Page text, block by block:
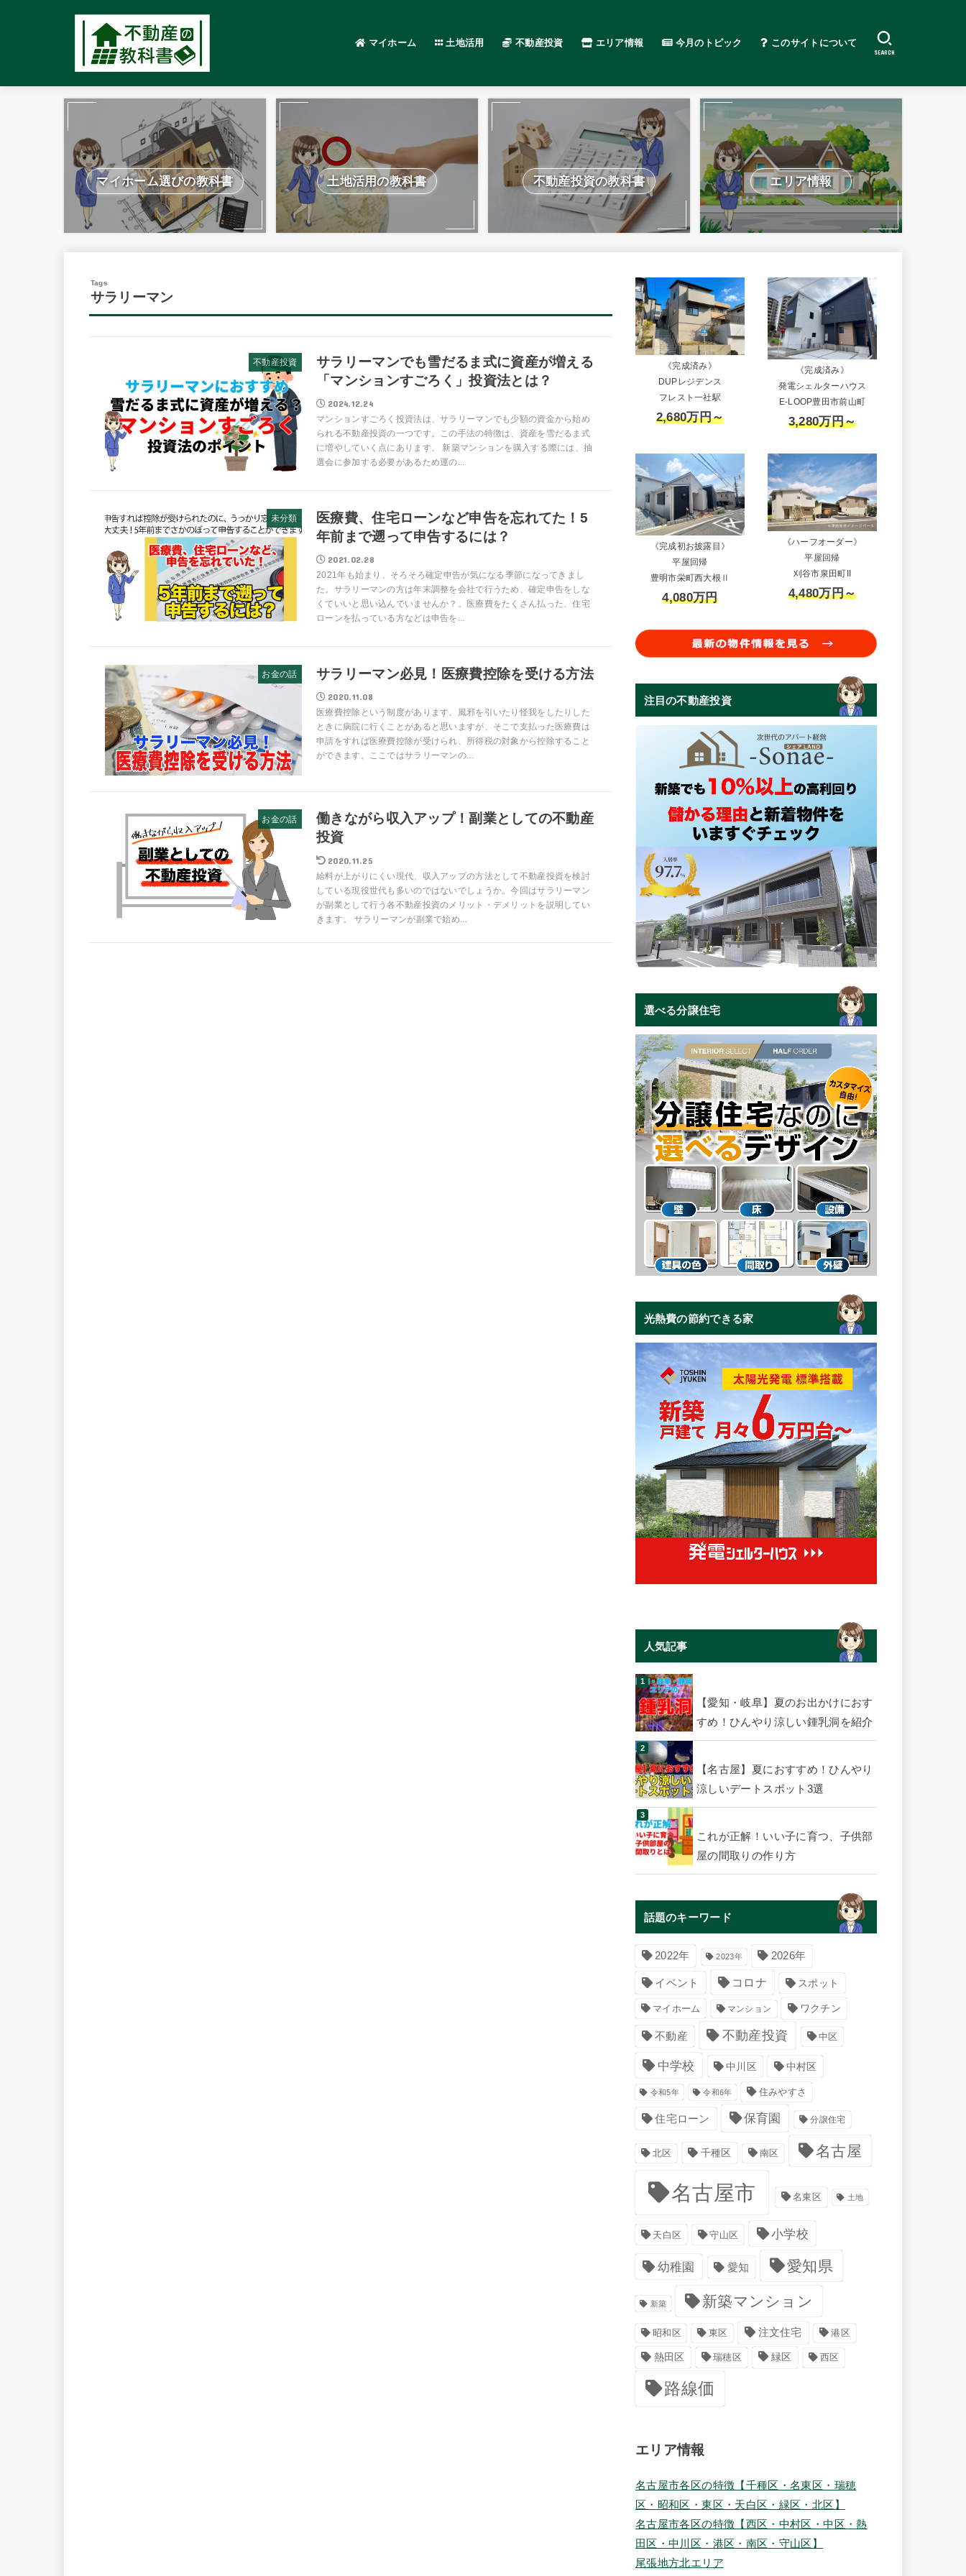
マイホーム 土地活用 不動産投資 エリア情報 今月のトピック このサイトについて
SEARCH
マイホーム選びの教科書 土地活用の教科書 不動産投資の教科書 エリア情報
サラリーマン
不動産投資
サラリーマンでも雪だるま式に資産が増える
「マンションすごろく」投資法とは？
2024.12.24
マンションすごろく投資法は、サラリーマンでも少額の資金から始め
られる不動産投資の一つです。この手法の特徴は、資産を雪だるま式
に増やしていく点にあります。 新築マンションを購入する際には、抽
選会に参加する必要があるため運の...
未分類
医療費、住宅ローンなど申告を忘れてた！5
年前まで遡って申告するには？
2021.02.28
2021年も始まり、そろそろ確定申告が気になる季節になってきまし
た。サラリーマンの方は年末調整を会社で行うため、確定申告をしな
くていいと思い込んでいませんか？。医療費をたくさん払った、住宅
ローンを払っている方などは申告を...
お金の話 サラリーマン必見！医療費控除を受ける方法
2020.11.08
医療費控除という制度があります。風邪を引いたり怪我をしたりした
ときに病院に行くことがあると思いますが、そこで支払った医療費は
申請をすれば医療費控除が受けられ、所得税の対象から控除すること
ができます。ここではサラリーマンの...
お金の話
働きながら収入アップ！副業としての不動産
投資
2020.11.25
給料が上がりにくい現代、収入アップの方法として不動産投資を検討
している現役世代も多いのではないでしょうか。今回はサラリーマン
が副業として行う各不動産投資のメリット・デメリットを説明してい
きます。 サラリーマンが副業で始め...
《完成済み》
DUPレジデンス
フレスト一社駅
2,680万円～
《完成済み》
発電シェルターハウス
E-LOOP豊田市前山町
3,280万円～
《完成初お披露目》
平屋回帰
豊明市栄町西大根Ⅱ
4,080万円
《ハーフオーダー》
平屋回帰
刈谷市泉田町II
4,480万円～
注目の不動産投資
選べる分譲住宅
光熱費の節約できる家
人気記事
【愛知・岐阜】夏のお出かけにおす
すめ！ひんやり涼しい鍾乳洞を紹介
【名古屋】夏におすすめ！ひんやり
涼しいデートスポット3選
これが正解！いい子に育つ、子供部
屋の間取りの作り方
話題のキーワード
2022年 2023年 2026年
イベント コロナ スポット
マイホーム マンション ワクチン
不動産 不動産投資 中区
中学校 中川区 中村区
令和5年 令和6年 住みやすさ
住宅ローン 保育園 分譲住宅
北区 千種区 南区 名古屋
名古屋市 名東区 土地
天白区 守山区 小学校
幼稚園 愛知 愛知県
新築 新築マンション
昭和区 東区 注文住宅 港区
熱田区 瑞穂区 緑区 西区
路線価
エリア情報
名古屋市各区の特徴【千種区・名東区・瑞穂
区・昭和区・東区・天白区・緑区・北区】
名古屋市各区の特徴【西区・中村区・中区・熱
田区・中川区・港区・南区・守山区】
尾張地方北エリア